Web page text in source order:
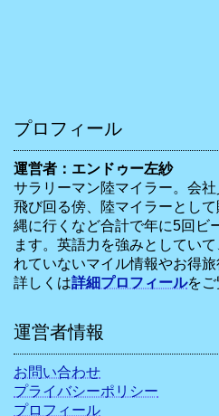
プロフィール
運営者：エンドゥー左紗
サラリーマン陸マイラー。会
飛び回る傍、陸マイラーとし
縄に行くなど合計で年に5回ビ
ます。英語力を強みとしてい
れていないマイル情報やお得旅
詳しくは詳細プロフィールをご
運営者情報
お問い合わせ
プライバシーポリシー
プロフィール